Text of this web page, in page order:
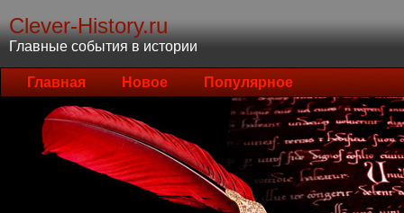
Clever-History.ru
Главные события в истории
Главная Новое Популярное